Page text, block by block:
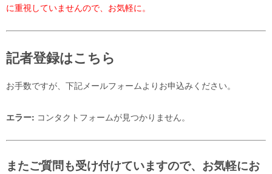
に重視していませんので、お気軽に。
記者登録はこちら
お手数ですが、下記メールフォームよりお申込みください。
エラー: コンタクトフォームが見つかりません。
またご質問も受け付けていますので、お気軽にお